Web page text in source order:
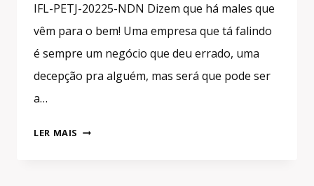
IFL-PETJ-20225-NDN Dizem que há males que
vêm para o bem! Uma empresa que tá falindo
é sempre um negócio que deu errado, uma
decepção pra alguém, mas será que pode ser
a…
LER MAIS COMO